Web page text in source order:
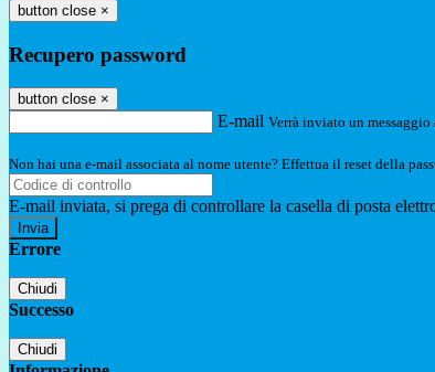
button close ×
Recupero password
button close ×
E-mail Verrà inviato un
Non hai una e-mail associata al nome utente? Effettua il reset della
E-mail inviata, si prega di controllare la casella di posta
Errore
Chiudi
Successo
Chiudi